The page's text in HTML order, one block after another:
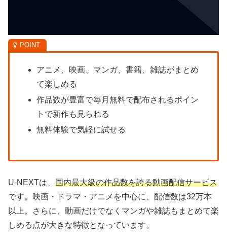
アニメ、映画、マンガ、書籍、雑誌がまとめ
て楽しめる
作品数が豊富で毎月無料で配布されるポイン
トで新作も見られる
無料体験で気軽に試せる
U-NEXTは、 国内最大級の作品数を誇る動画配信サービス
です。映画・ドラマ・アニメを中心に、配信数は32万本
以上。さらに、動画だけでなくマンガや雑誌もまとめて楽
しめる点が大きな特徴となっています。